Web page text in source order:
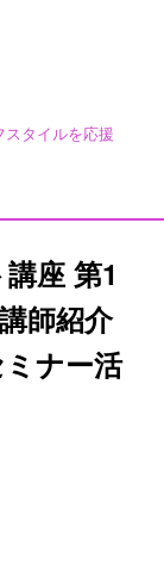
タイルを応援
座 第1
師紹介
ナー活